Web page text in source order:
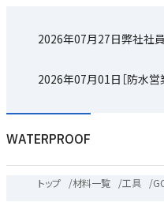
2026年07月27日弊社社
2026年07月01日 ［防水
WATERPROOF
トップ /材料一覧 /工具 /